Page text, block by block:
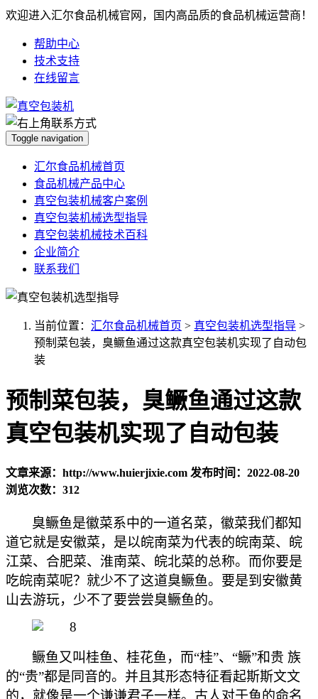
欢迎进入汇尔食品机械官网，国内高品质的食品机械运营商！
帮助中心
技术支持
在线留言
Toggle navigation
汇尔食品机械首页
食品机械产品中心
真空包装机械客户案例
真空包装机械选型指导
真空包装机械技术百科
企业简介
联系我们
当前位置： 汇尔食品机械首页 > 真空包装机选型指导 >
预制菜包装，臭鳜鱼通过这款真空包装机实现了自动包
装
预制菜包装，臭鳜鱼通过这款
真空包装机实现了自动包装
文章来源：http://www.huierjixie.com 发布时间：2022-08-20
浏览次数：312
臭鳜鱼是徽菜系中的一道名菜，徽菜我们都知
道它就是安徽菜，是以皖南菜为代表的皖南菜、皖
江菜、合肥菜、淮南菜、皖北菜的总称。而你要是
吃皖南菜呢？就少不了这道臭鳜鱼。要是到安徽黄
山去游玩，少不了要尝尝臭鳜鱼的。
鳜鱼又叫桂鱼、桂花鱼，而“桂”、“鳜”和贵 族
的“贵”都是同音的。并且其形态特征看起斯斯文文
的，就像是一个谦谦君子一样。古人对于鱼的命名